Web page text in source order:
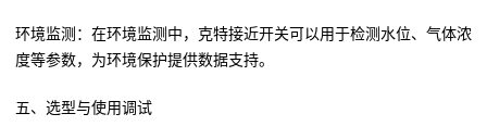
环境监测：在环境监测中，克特接近开关可以用于检测水位、气体浓
度等参数，为环境保护提供数据支持。
五、选型与使用调试